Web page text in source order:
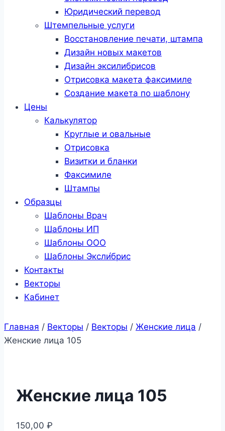
Юридический перевод
Штемпельные услуги
Восстановление печати, штампа
Дизайн новых макетов
Дизайн эксилибрисов
Отрисовка макета факсимиле
Создание макета по шаблону
Цены
Калькулятор
Круглые и овальные
Отрисовка
Визитки и бланки
Факсимиле
Штампы
Образцы
Шаблоны Врач
Шаблоны ИП
Шаблоны ООО
Шаблоны Эксли́брис
Контакты
Векторы
Кабинет
Главная / Векторы / Векторы / Женские лица /
Женские лица 105
Женские лица 105
150,00 ₽